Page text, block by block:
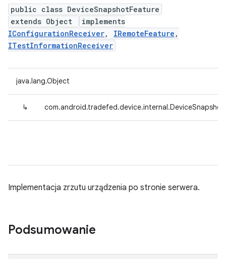
public class DeviceSnapshotFeature
extends Object
implements
IConfigurationReceiver, IRemoteFeature ,
ITestInformationReceiver
java.lang.Object
↳
Implementacja zrzutu urządzenia po stronie serwera.
Podsumowanie